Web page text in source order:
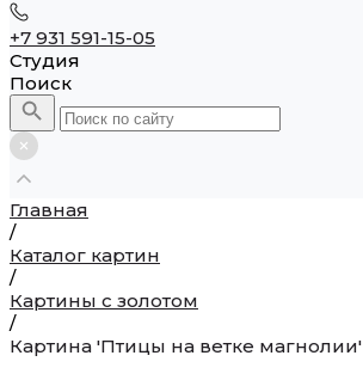
+7 931 591-15-05
Студия
Поиск
Главная
/
Каталог картин
/
Картины с золотом
/
Картина 'Птицы на ветке магнолии'